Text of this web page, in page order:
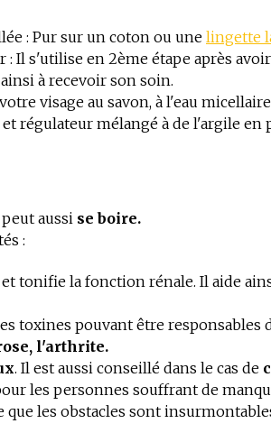
: Pur sur un coton ou une lingette
Il s'utilise en 2ème étape après
à recevoir son soin.
visage au savon, à l'eau
régulateur mélangé à de l'argile en
aussi se boire.
:
tonifie la fonction rénale. Il aide
toxines pouvant être responsables
l'arthrite.
. Il est aussi conseillé dans le cas de
les personnes souffrant de
les obstacles sont